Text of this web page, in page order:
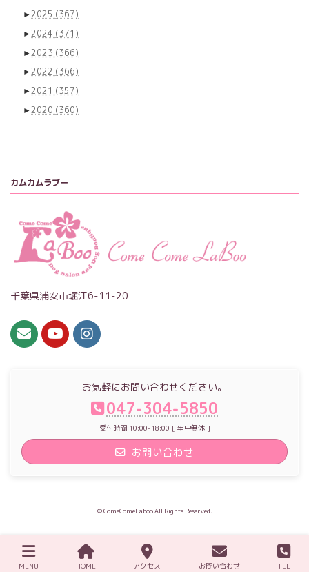
►2025 (367)
►2024 (371)
►2023 (366)
►2022 (366)
►2021 (357)
►2020 (360)
カムカムラブー
千葉県浦安市堀江6-11-20
お気軽にお問い合わせください。
047-304-5850
受付時間 10:00-18:00 [ 年中無休 ]
お問い合わせ
© ComeComeLaboo All Rights Reserved.
MENU HOME アクセス お問い合わせ TEL